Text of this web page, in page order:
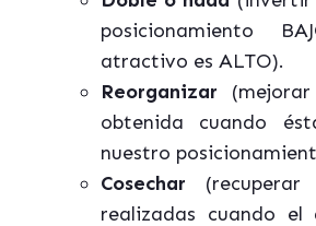
posicionamiento
atractivo es ALTO).
Reorganizar
obtenida cuando
nuestro
Cosechar (recuperar
realizadas cuando